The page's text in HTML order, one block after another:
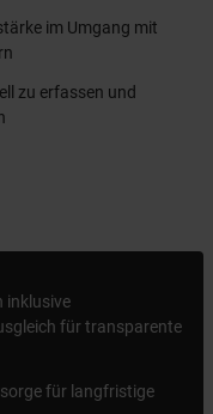
im Umgang mit
zu erfassen und
inklusive
für transparente
für langfristige